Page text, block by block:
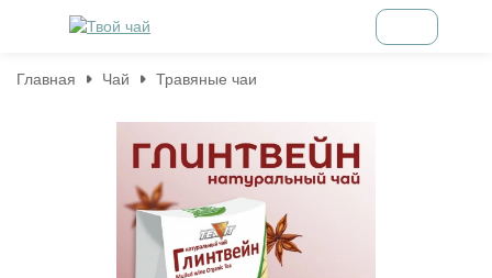
Главная Чай Травяные чаи